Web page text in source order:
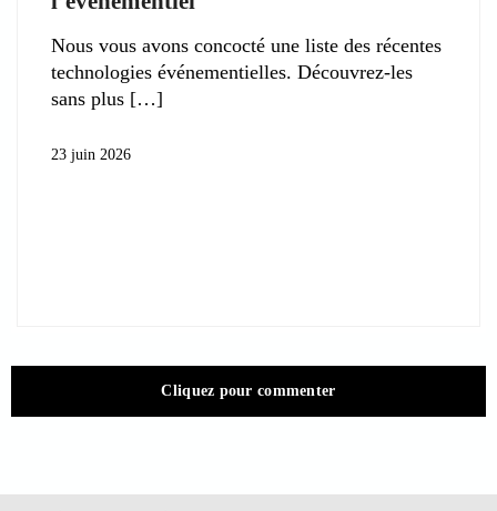
Nous vous avons concocté une liste des récentes
technologies événementielles. Découvrez-les
sans plus
23 juin 2026
Cliquez pour commenter